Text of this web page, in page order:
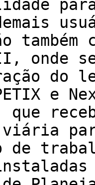
onde
do
PETIX
que
viária
de